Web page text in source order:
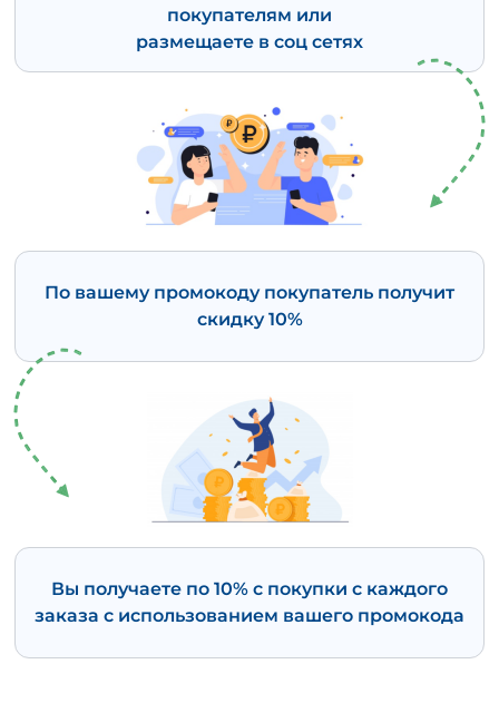
покупателям или
размещаете в соц сетях
По вашему промокоду покупатель получит
скидку 10%
Вы получаете по 10% с покупки с каждого
заказа с использованием вашего промокода